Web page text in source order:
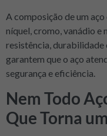
A composição de um
níquel, cromo, vanádio e
resistência, durabilidade
garantem que o aço
segurança e eficiência.
Nem Todo
Que Torna